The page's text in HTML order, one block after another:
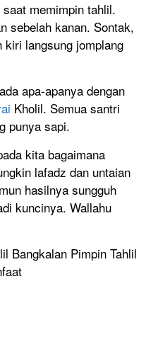
memimpin tahlil.
sebelah kanan. Sontak,
kiri langsung jomplang
apa-apanya dengan
Kholil. Semua santri
punya sapi.
kita bagaimana
lafadz dan untaian
hasilnya sungguh
kuncinya. Wallahu
Bangkalan Pimpin Tahlil